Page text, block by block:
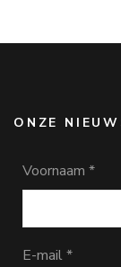
ONZE
Voornaam *
E-mail*